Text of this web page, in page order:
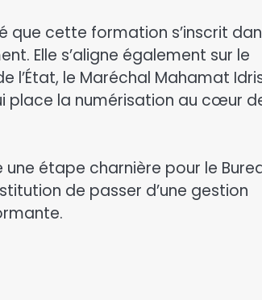
que cette formation s’inscrit
Elle s’aligne également sur le
l’État, le Maréchal Mahamat
place la numérisation au cœur
étape charnière pour le
de passer d’une gestion